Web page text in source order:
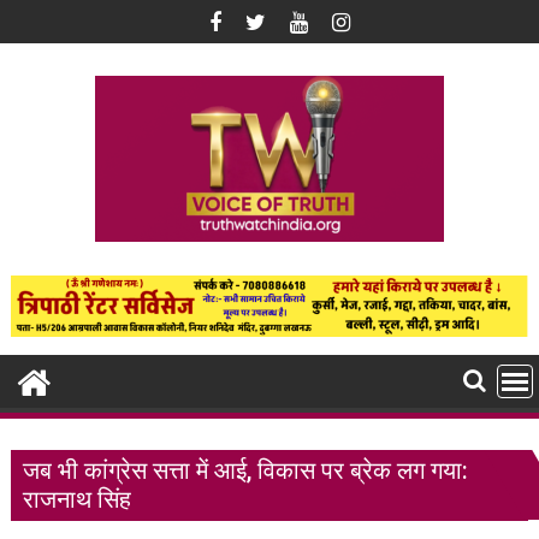
to
जब भी कांग्रेस सत्ता में आई, विकास पर ब्रेक लग गया:
राजनाथ सिंह